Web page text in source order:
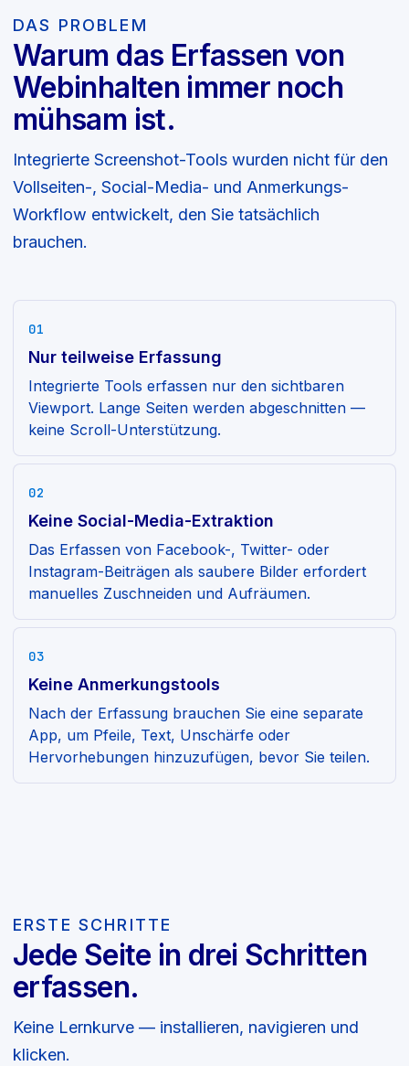
DAS PROBLEM
Warum das Erfassen von
Webinhalten immer noch
mühsam ist.
Integrierte Screenshot-Tools wurden nicht für den
Vollseiten-, Social-Media- und Anmerkungs-
Workflow entwickelt, den Sie tatsächlich
brauchen.
01
Nur teilweise Erfassung
Integrierte Tools erfassen nur den sichtbaren
Viewport. Lange Seiten werden abgeschnitten —
keine Scroll-Unterstützung.
02
Keine Social-Media-Extraktion
Das Erfassen von Facebook-, Twitter- oder
Instagram-Beiträgen als saubere Bilder erfordert
manuelles Zuschneiden und Aufräumen.
03
Keine Anmerkungstools
Nach der Erfassung brauchen Sie eine separate
App, um Pfeile, Text, Unschärfe oder
Hervorhebungen hinzuzufügen, bevor Sie teilen.
ERSTE SCHRITTE
Jede Seite in drei Schritten
erfassen.
Keine Lernkurve — installieren, navigieren und
klicken.